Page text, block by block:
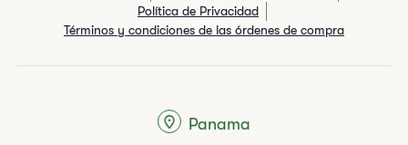
Política de Privacidad
Términos y condiciones de las órdenes de compra
Panama